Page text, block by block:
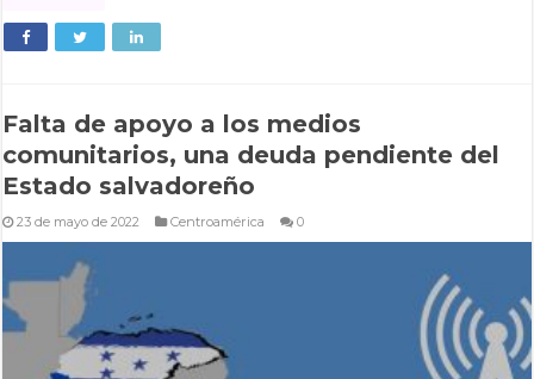
Falta de apoyo a los medios
comunitarios, una deuda pendiente del
Estado salvadoreño
23 de mayo de 2022 Centroamérica 0